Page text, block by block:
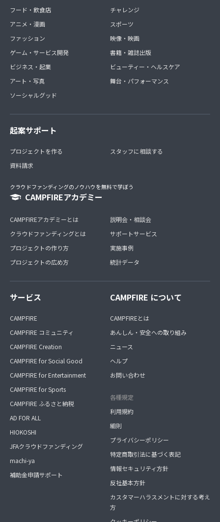
フード・飲食店
アニメ・漫画
ファッション
ゲーム・サービス開発
ビジネス・起業
アート・写真
ソーシャルグッド
チャレンジ
スポーツ
映像・映画
書籍・雑誌出版
ビューティー・ヘルスケア
舞台・パフォーマンス
起案サポート
プロジェクトを作る
資料請求
スタッフに相談する
クラウドファンディングのノウハウを無料で学ぼう
CAMPFIREアカデミー
CAMPFIREアカデミーとは
クラウドファンディングとは
プロジェクトの作り方
プロジェクトの広め方
説明会・相談会
サポートサービス
実施事例
統計データ
サービス
CAMPFIRE
CAMPFIRE コミュニティ
CAMPFIRE Creation
CAMPFIRE for Social Good
CAMPFIRE for Entertainment
CAMPFIRE for Sports
CAMPFIRE ふるさと納税
AD FOR ALL
HIOKOSHI
JFAクラウドファンディング
machi-ya
補助金申請サポート
CAMPFIRE について
CAMPFIREとは
あんしん・安全への取り組み
ニュース
ヘルプ
お問い合わせ
各種規定
利用規約
細則
プライバシーポリシー
特定商取引法に基づく表記
情報セキュリティ方針
反社基本方針
カスタマーハラスメントに対する考え
方